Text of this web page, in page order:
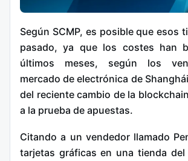
Según SCMP, es posible que esos
pasado, ya que los costes han
últimos meses, según los
mercado de electrónica de
del reciente cambio de la
a la prueba de apuestas.
Citando a un vendedor llamado
tarjetas gráficas en una tienda del